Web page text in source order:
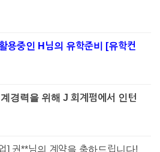
용중인 H님의 유학준비 [유학컨
경력을 위해 J 회계펌에서 인턴
] 권**님의 계약을 축하드립니다!_